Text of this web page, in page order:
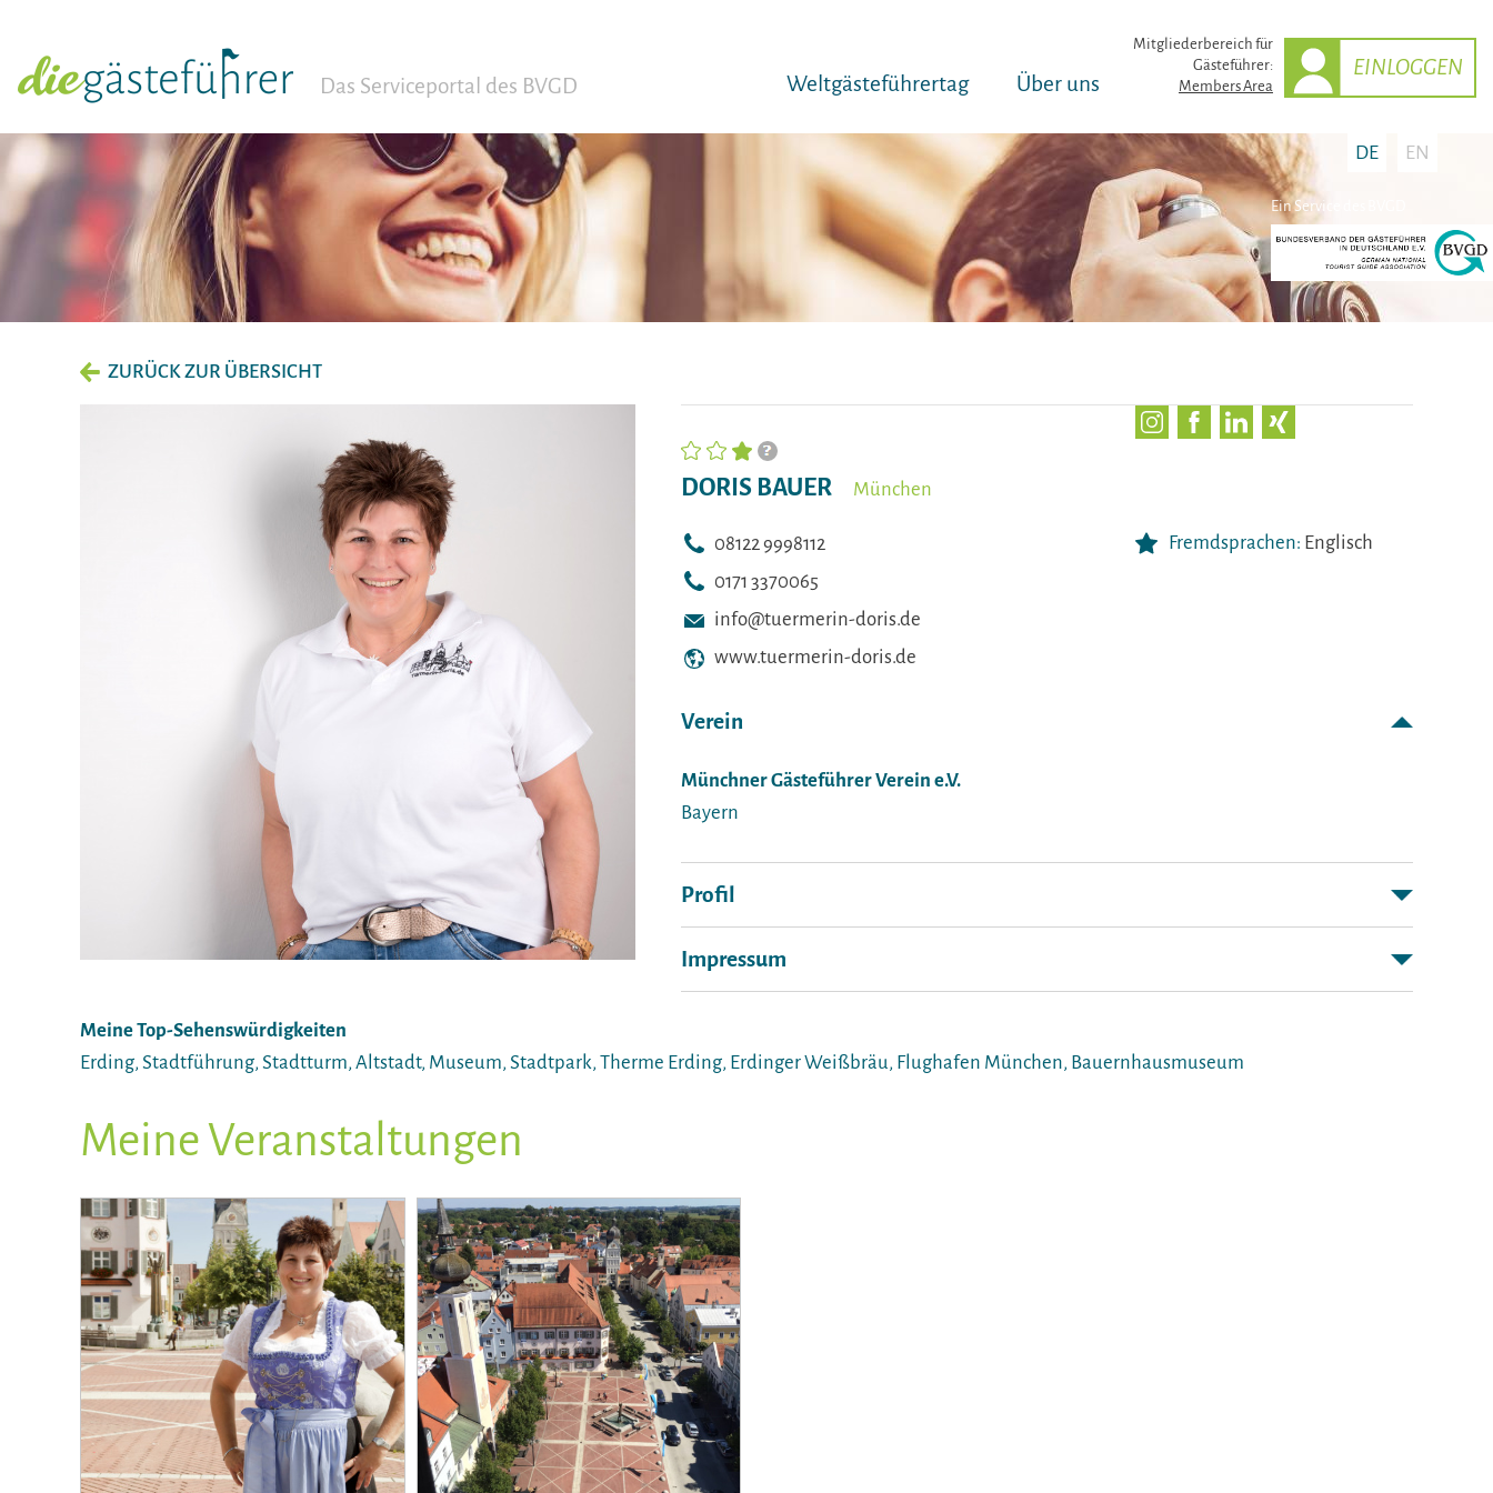
Das Serviceportal des BVGD Weltgäst­eführertag Über uns
Mitglieder­bereich für
Gästeführer:
Members Area
EINLOGGEN
Ein Service des BVGD
DE EN
ZURÜCK ZUR ÜBERSICHT
Fremdsprachen: Englisch
DORIS BAUER München
08122 9998112
0171 3370065
info@tuermerin-doris.de
www.tuermerin-doris.de
Verein
Münchner Gästeführer Verein e.V.
Bayern
Profil
Impressum
Meine Top-Sehenswürdigkeiten
Erding, Stadtführung, Stadtturm, Altstadt, Museum, Stadtpark, Therme Erding, Erdinger Weißbräu, Flughafen München, Bauernhausmuseum
Meine Veranstaltungen